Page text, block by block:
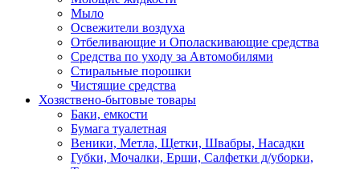
Мыло
Освежители воздуха
Отбеливающие и Ополаскивающие средства
Средства по уходу за Автомобилями
Стиральные порошки
Чистящие средства
Хозяствено-бытовые товары
Баки, емкости
Бумага туалетная
Веники, Метла, Щетки, Швабры, Насадки
Губки, Мочалки, Ерши, Салфетки д/уборки,